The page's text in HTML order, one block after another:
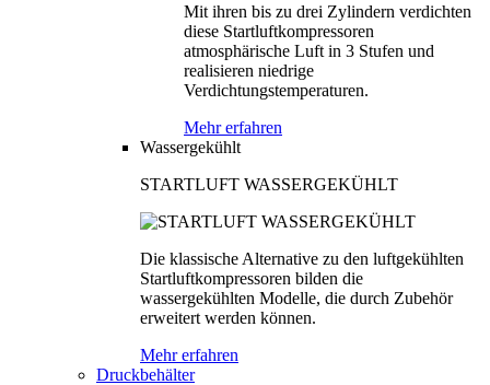
Mit ihren bis zu drei Zylindern verdichten
diese Startluftkompressoren
atmosphärische Luft in 3 Stufen und
realisieren niedrige
Verdichtungstemperaturen.
Mehr erfahren
Wassergekühlt
STARTLUFT WASSERGEKÜHLT
Die klassische Alternative zu den luftgekühlten
Startluftkompressoren bilden die
wassergekühlten Modelle, die durch Zubehör
erweitert werden können.
Mehr erfahren
Druckbehälter